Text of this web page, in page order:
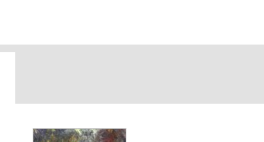
(Részlet a könyvből)